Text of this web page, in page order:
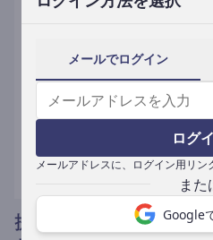
メールでログイン
ログ
メールアドレスに、ログイン用リン
Google
提携媒体による記事買